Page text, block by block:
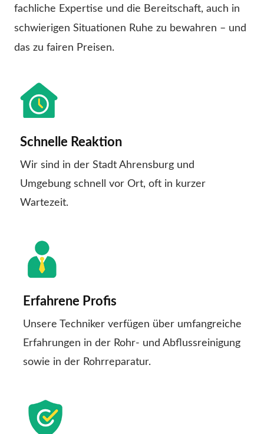
fachliche Expertise und die Bereitschaft, auch in
schwierigen Situationen Ruhe zu bewahren – und
das zu fairen Preisen.
Schnelle Reaktion
Wir sind in der Stadt Ahrensburg und
Umgebung schnell vor Ort, oft in kurzer
Wartezeit.
Erfahrene Profis
Unsere Techniker verfügen über umfangreiche
Erfahrungen in der Rohr- und Abflussreinigung
sowie in der Rohrreparatur.